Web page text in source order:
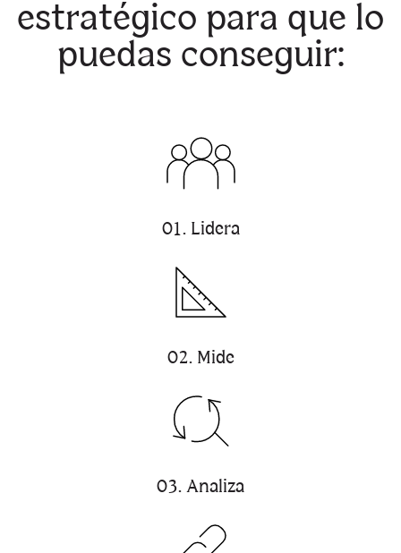
estratégico para que lo
puedas conseguir:
01. Lidera
02. Mide
03. Analiza